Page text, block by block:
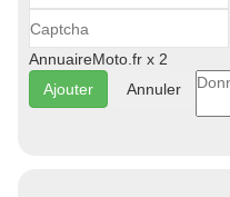
AnnuaireMoto.fr x 2
Annuler